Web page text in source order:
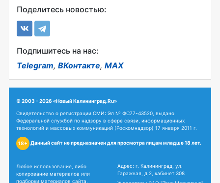
Поделитесь новостью:
Подпишитесь на нас:
Telegram, ВКонтакте, MAX
© 2003 - 2026 «Новый Калининград.Ru»
Свидетельство о регистрации СМИ: Эл № ФС77-43520, выдано
Федеральной службой по надзору в сфере связи, информационных
технологий и массовых коммуникаций (Роскомнадзор) 17 января 2011 г.
18+ Данный сайт не предназначен для просмотра лицам младше 18 лет.
Любое использование, либо
копирование материалов или
подборки материалов сайта,
Адрес: г. Калининград, ул.
Гаражная, д.2, кабинет 308